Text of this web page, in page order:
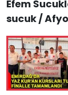
Efem
sucuk /